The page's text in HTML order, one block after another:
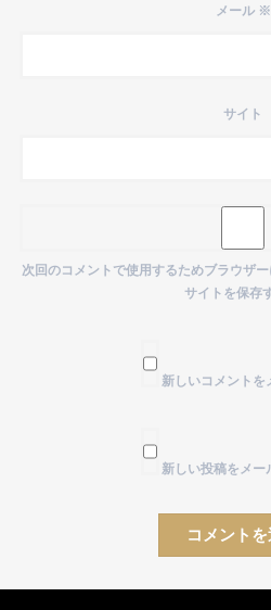
メール ※
サイト
次回のコメントで使用するためブラウザ
サイトを保存
新しいコメントを
新しい投稿をメー